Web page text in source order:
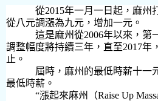
從2015年一月一日起，麻州
從八元調漲為九元，增加一元。
這是麻州從2006年以來，第
調整幅度將持續三年，直至2017年
止。
屆時，麻州的最低時薪十一
最低時薪。
“漲起來麻州（Raise Up